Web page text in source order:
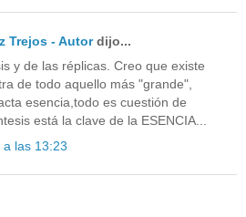
Trejos - Autordijo...
y de las réplicas. Creo que existe
de todo aquello más "grande",
esencia,todo es cuestión de
está la clave de la ESENCIA...
las 13:23